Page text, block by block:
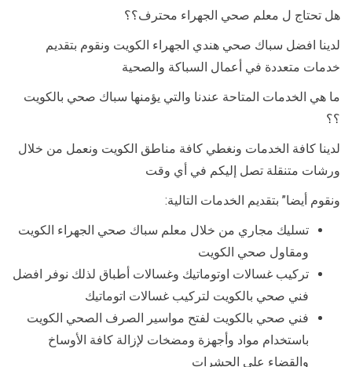
هل تحتاج ل معلم صحي الجهراء محترف؟؟
لدينا افضل سباك صحي هندي الجهراء الكويت ونقوم بتقديم
خدمات متعددة في أعمال السباكة والصحية
ما هي الخدمات المتاحة عندنا والتي يؤمنها سباك صحي بالكويت
؟؟
لدينا كافة الخدمات ونغطي كافة مناطق الكويت ونعمل من خلال
ورشات متنقلة تصل إليكم في أي وقت
ونقوم أيضا” بتقديم الخدمات التالية:
تسليك مجاري من خلال معلم سباك صحي الجهراء الكويت
ومقاول صحي الكويت
تركيب غسالات اوتوماتيك وغسالات أطباق لذلك نوفر افضل
فني صحي بالكويت لتركيب غسالات اتوماتيك
فني صحي بالكويت لفتح مواسير الصرف الصحي الكويت
باستخدام مواد وأجهزة ومضخات لإزالة كافة الأوساخ
والقضاء على الحشرات